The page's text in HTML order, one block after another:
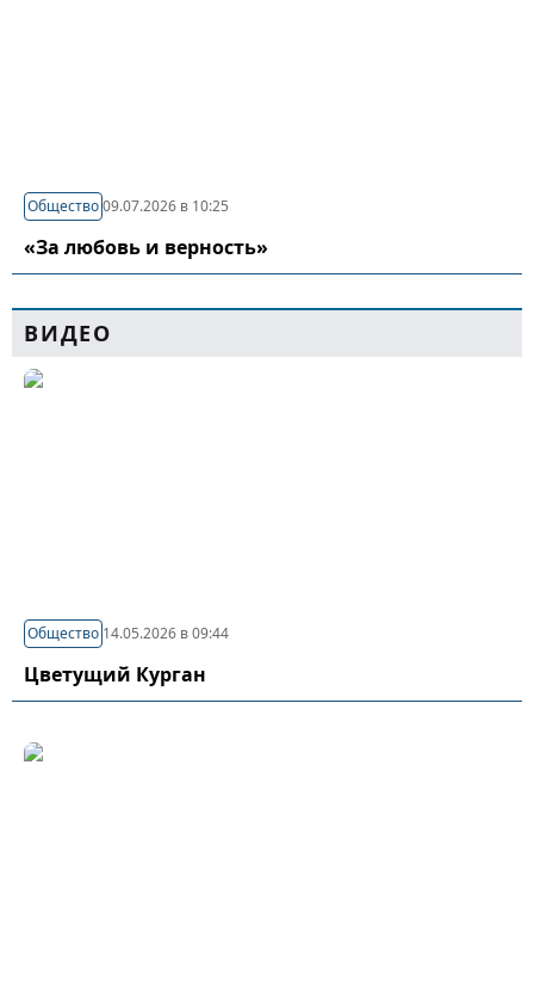
Общество09.07.2026 в 10:25
«За любовь и верность»
ВИДЕО
Общество 14.05.2026 в 09:44
Цветущий Курган